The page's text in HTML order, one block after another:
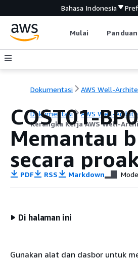
Bahasa Indonesia
Mulai
Dokumentasi AWS Well-
Dokumentasi
AWS Well-
Kerangka Kerja AWS Well-
COST01-
Memantau
secara
PDF RSS Markdown
Di halaman ini
Gunakan alat dan dasbor untuk